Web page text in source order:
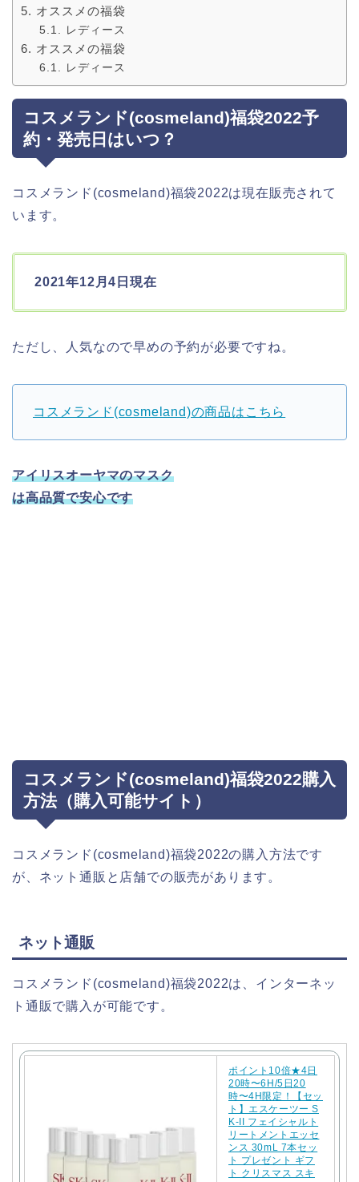
オススメの福袋
レディース
オススメの福袋
レディース
コスメランド(cosmeland)福袋2022予
約・発売日はいつ？
コスメランド(cosmeland)福袋2022は現在販売されて
います。
2021年12月4日現在
ただし、人気なので早めの予約が必要ですね。
コスメランド(cosmeland)の商品はこちら
アイリスオーヤマのマスク
は高品質で安心です
コスメランド(cosmeland)福袋2022購入
方法（購入可能サイト）
コスメランド(cosmeland)福袋2022の購入方法です
が、ネット通販と店舗での販売があります。
ネット通販
コスメランド(cosmeland)福袋2022は、インターネッ
ト通販で購入が可能です。
ポイント10倍★4日
20時〜6H/5日20
時〜4H限定！【セッ
ト】エスケーツー S
K-II フェイシャルト
リートメントエッセ
ンス 30mL 7本セッ
ト プレゼント ギフ
ト クリスマス スキ